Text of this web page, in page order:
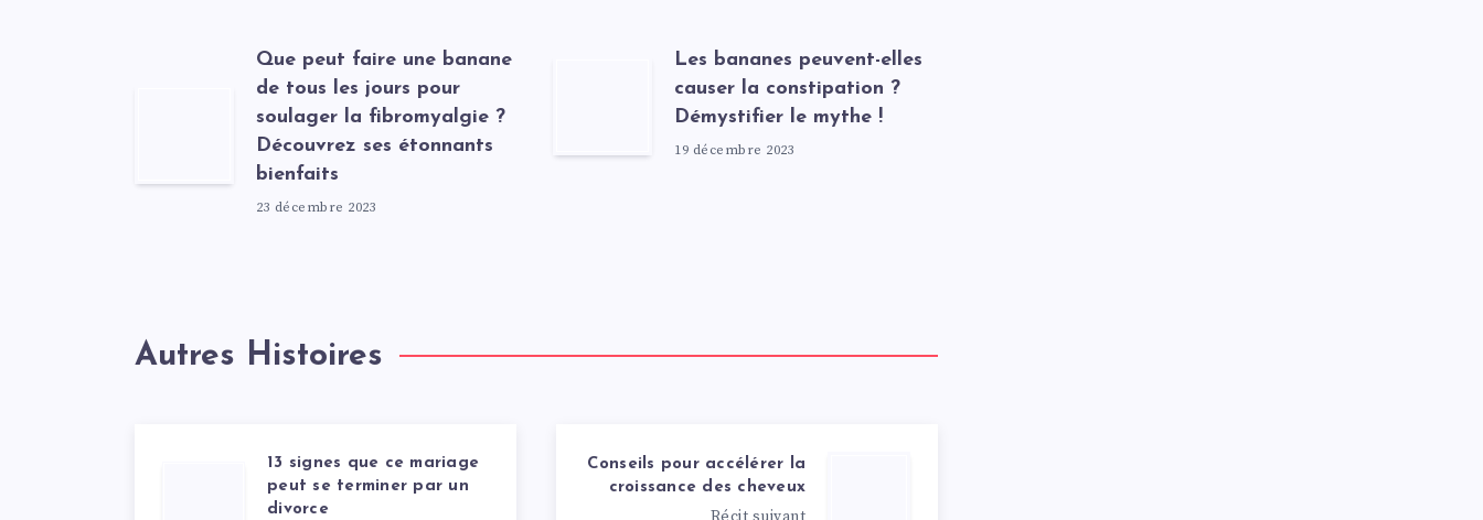
Que peut faire une banane
de tous les jours pour
soulager la fibromyalgie ?
Découvrez ses étonnants
bienfaits
23 décembre 2023
Les bananes peuvent-elles
causer la constipation ?
Démystifier le mythe !
19 décembre 2023
Autres Histoires
Conseils pour accélérer la
croissance des cheveux
13 signes que ce mariage
peut se terminer par un
divorce